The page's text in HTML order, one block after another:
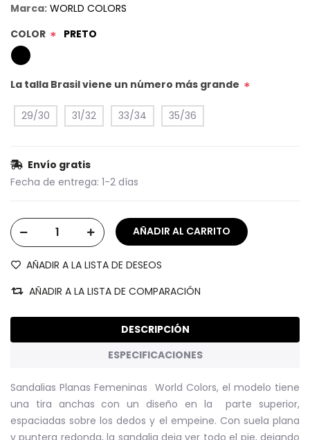
Marca: WORLD COLORS
COLOR * PRETO
La talla Brasil viene un número más grande *
29/30 31/32 33/34 35/36
Envío gratis
Fecha de entrega: 1-2 días
AÑADIR A LA LISTA DE DESEOS
AÑADIR A LA LISTA DE COMPARACIÓN
DESCRIPCIÓN
ESPECIFICACIONES
Sandalias Planas Femeninas World Colors, el modelo tiene
una tira anchas con un diseño en la parte superior,
espaciadas sobre los dedos y el empeine. Con suela plana
y puntera redonda, la sandalia deja ver todo el pie, dejando